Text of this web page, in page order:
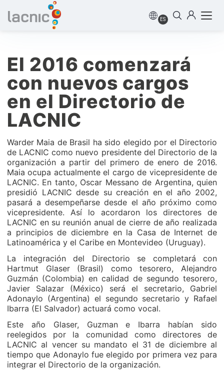
ES
El 2016 comenzará
con nuevos cargos
en el Directorio de
LACNIC
Warder Maia de Brasil ha sido elegido por el Directorio
de LACNIC como nuevo presidente del Directorio de la
organización a partir del primero de enero de 2016.
Maia ocupa actualmente el cargo de vicepresidente de
LACNIC. En tanto, Oscar Messano de Argentina, quien
presidió LACNIC desde su creación en el año 2002,
pasará a desempeñarse desde el año próximo como
vicepresidente. Así lo acordaron los directores de
LACNIC en su reunión anual de cierre de año realizada
a principios de diciembre en la Casa de Internet de
Latinoamérica y el Caribe en Montevideo (Uruguay).
La integración del Directorio se completará con
Hartmut Glaser (Brasil) como tesorero, Alejandro
Guzmán (Colombia) en calidad de segundo tesorero,
Javier Salazar (México) será el secretario, Gabriel
Adonaylo (Argentina) el segundo secretario y Rafael
Ibarra (El Salvador) actuará como vocal.
Este año Glaser, Guzman e Ibarra habían sido
reelegidos por la comunidad como directores de
LACNIC al vencer su mandato el 31 de diciembre al
tiempo que Adonaylo fue elegido por primera vez para
integrar el Directorio de la organización.